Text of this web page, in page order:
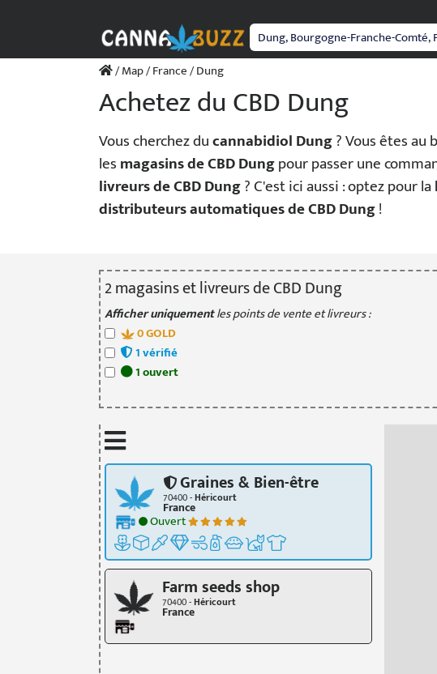
/Map/France/ Dung
Achetez du CBD Dung
Vous cherchez ducannabidiol Dung? Vous êtes au
lesmagasins de CBD Dungpour passer une
livreurs de CBD Dung? C'est ici aussi : optez pour la
distributeurs automatiques de CBD Dung!
2magasinset livreursde CBD Dung
Afficher uniquementles points de vente et livreurs :
0GOLD
1vérifié
1ouvert
Graines & Bien-être
70400 -Héricourt
France
Ouvert
Farm seeds shop
70400 -Héricourt
France